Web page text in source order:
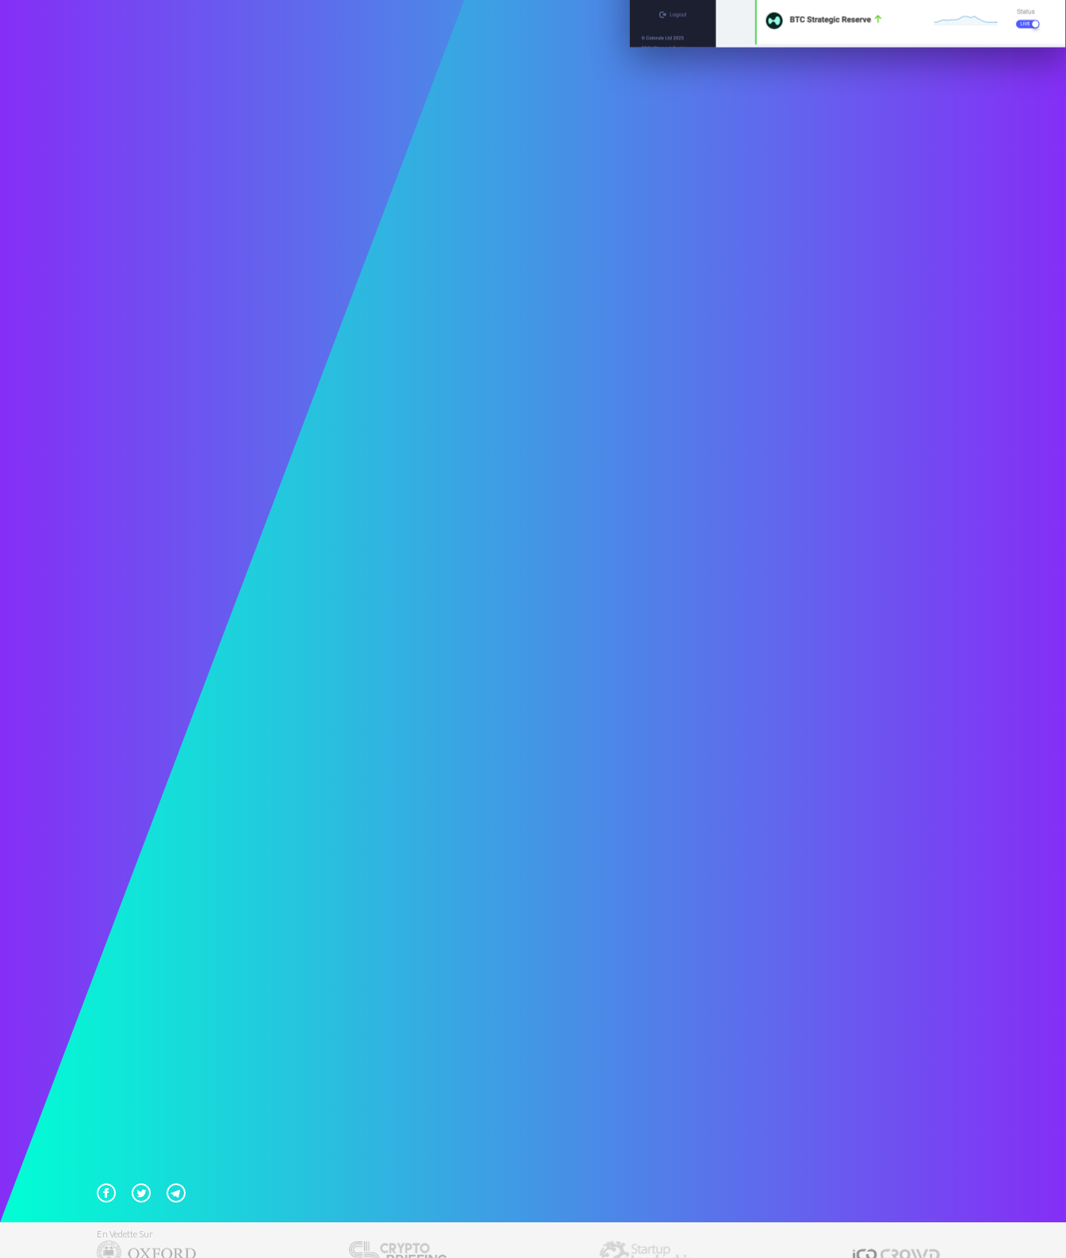
En Vedette Sur